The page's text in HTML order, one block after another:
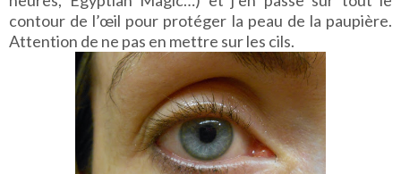
contour de l’œil pour protéger la peau de la paupière.
Attention de ne pas en mettre sur les cils.